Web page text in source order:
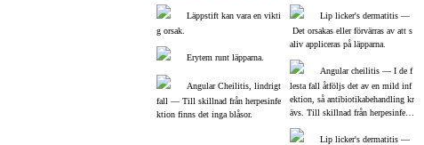
Läppstift kan vara en vikti
g orsak.
Erytem runt läpparna.
Angular Cheilitis, lindrigt
fall ― Till skillnad från herpesinfe
ktion finns det inga blåsor.
Lip licker's dermatitis ―
Det orsakas eller förvärras av att s
aliv appliceras på läpparna.
Angular cheilitis ― I de f
lesta fall åtföljs det av en mild inf
ektion, så antibiotikabehandling kr
ävs. Till skillnad från herpesinfekt
pen.
Lip licker's dermatitis ―